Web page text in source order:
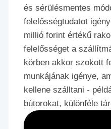
és sérülésmentes
felelősségtudatot
millió forint értékű
felelősséget a
körben akkor szokott
munkájának igénye,
kellene szálltani -
bútorokat, különféle